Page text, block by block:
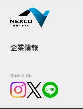
企業情報
Share on